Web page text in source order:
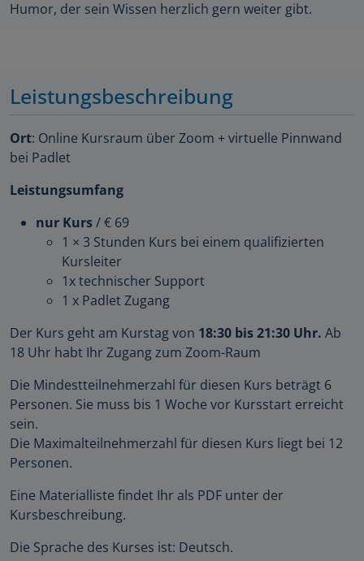
Humor, der sein Wissen herzlich gern weiter gibt.
Leistungsbeschreibung
Ort: Online Kursraum über Zoom + virtuelle Pinnwand
bei Padlet
Leistungsumfang
nur Kurs/ € 69
1 × 3 Stunden Kurs bei einem qualifizierten
Kursleiter
1x technischer Support
1 x Padlet Zugang
Der Kurs geht am Kurstag von 18:30 bis 21:30 Uhr. Ab
18 Uhr habt Ihr Zugang zum Zoom-Raum
Die Mindestteilnehmerzahl für diesen Kurs beträgt 6
Personen. Sie muss bis 1 Woche vor Kursstart erreicht
sein.
Die Maximalteilnehmerzahl für diesen Kurs liegt bei 12
Personen.
Eine Materialliste findet Ihr als PDF unter der
Kursbeschreibung.
Die Sprache des Kurses ist: Deutsch.